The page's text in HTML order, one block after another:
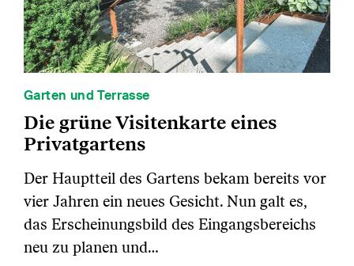
Garten und Terrasse
Die grüne Visitenkarte eines
Privatgartens
Der Hauptteil des Gartens bekam bereits vor
vier Jahren ein neues Gesicht. Nun galt es,
das Erscheinungsbild des Eingangsbereichs
neu zu planen und…